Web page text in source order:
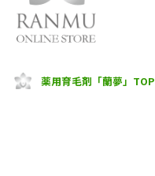
薬用育毛剤「蘭夢」TOP